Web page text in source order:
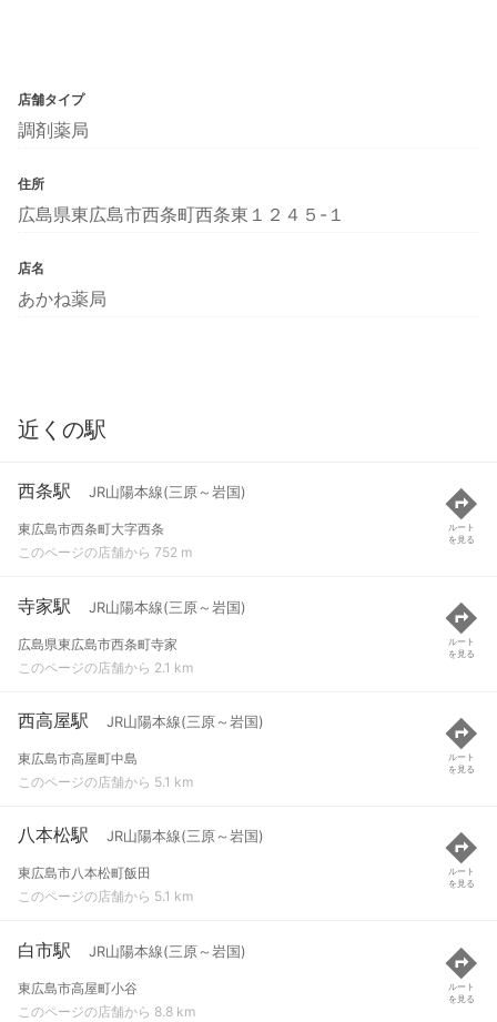
店舗タイプ
調剤薬局
住所
広島県東広島市西条町西条東１２４５-１
店名
あかね薬局
近くの駅
西条駅 JR山陽本線(三原～岩国)
東広島市西条町大字西条
このページの店舗から 752 m
ルート
を見る
寺家駅 JR山陽本線(三原～岩国)
広島県東広島市西条町寺家
このページの店舗から 2.1 km
ルート
を見る
西高屋駅 JR山陽本線(三原～岩国)
東広島市高屋町中島
このページの店舗から 5.1 km
ルート
を見る
八本松駅 JR山陽本線(三原～岩国)
東広島市八本松町飯田
このページの店舗から 5.1 km
ルート
を見る
白市駅 JR山陽本線(三原～岩国)
東広島市高屋町小谷
このページの店舗から 8.8 km
ルート
を見る